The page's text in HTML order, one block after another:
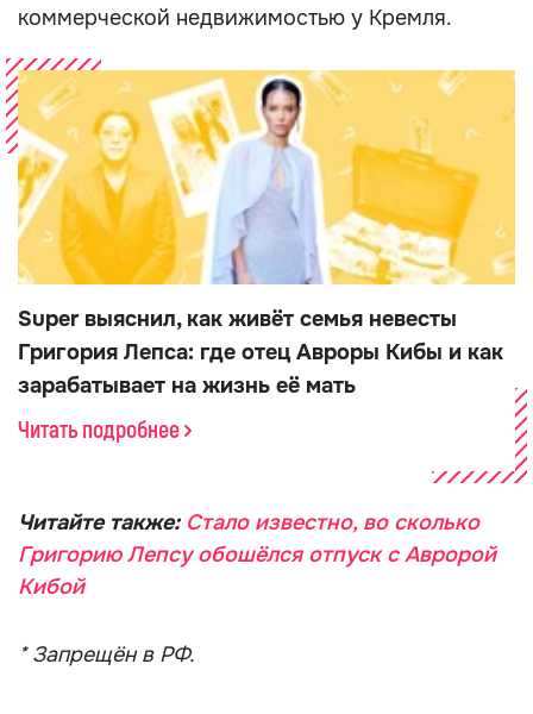
коммерческой недвижимостью у Кремля.
Super выяснил, как живёт семья невесты
Григория Лепса: где отец Авроры Кибы и как
зарабатывает на жизнь её мать
Читать подробнее
Читайте также: Стало известно, во сколько
Григорию Лепсу обошёлся отпуск с Авророй
Кибой
* Запрещён в РФ.